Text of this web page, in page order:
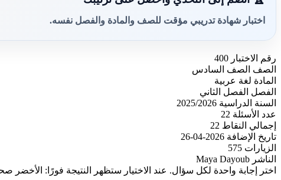
اختبار شهادة تدريبي مؤقت للصف والمادة والفصل نفسه.
رقم الاختبار 400
الصف الصف السادس
المادة لغة عربية
الفصل الفصل الثاني
السنة الدراسية 2025/2026
عدد الأسئلة 22
إجمالي النقاط 22
تاريخ الإضافة 2026-04-26
الزيارات 575
الناشر Maya Dayoub
اختر إجابة واحدة لكل سؤال. عند الاختيار ستظهر النتيجة فورًا: الأخضر